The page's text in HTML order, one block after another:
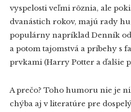
vyspelosti veľmi rôznia, ale
dvanástich rokov, majú rady
populárny napríklad Denník
a potom tajomstvá a príbehy s
prvkami (Harry Potter a ďalšie
A prečo? Toho humoru nie je
chýba aj v literatúre pre